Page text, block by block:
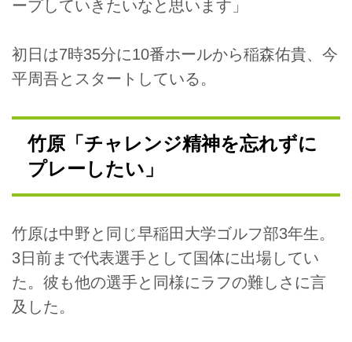
ープしていきたいなと思います」
初日は7時35分に10番ホールから稲森佑貴、今
平周吾とスタートしている。
竹原「チャレンジ精神を忘れずに
プレーしたい」
竹原は中野と同じ早稲田大学ゴルフ部3年生。
3日前まで代表選手として国体に出場してい
た。彼も他の選手と同様にラフの難しさに言
及した。